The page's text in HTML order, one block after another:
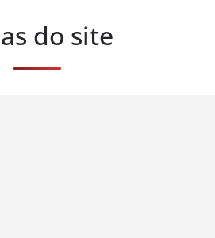
do site